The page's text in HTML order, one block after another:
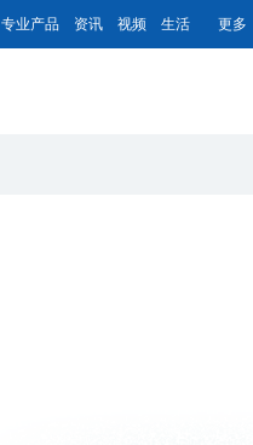
专业产品 资讯 视频 生活 更多